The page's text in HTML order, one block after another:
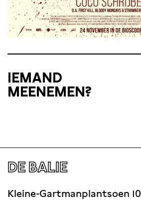
IEMAND
MEENEMEN?
DE BALIE
Kleine-Gartmanplantsoen 10